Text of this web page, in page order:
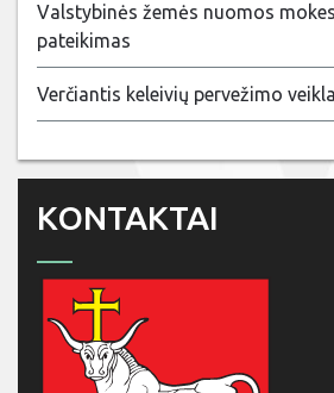
Valstybinės žemės nuomos
pateikimas
Verčiantis keleivių pervežimo veikla
KONTAKTAI